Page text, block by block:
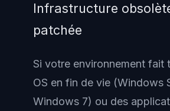
Infrastructure
patchée
Si votre environnement fait
OS en fin de vie (Windows
Windows 7) ou des